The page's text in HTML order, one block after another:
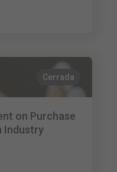
Cerrada
on Purchase
Industry